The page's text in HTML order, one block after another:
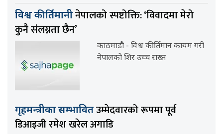
विश्व कीर्तिमानीनेपालको स्पष्टोक्ति: ‘विवादमा मेरो
कुनै संलग्नता छैन’
काठमाडौ - विश्व कीर्तिमान कायम गरी
नेपालको शिर उच्च राख्न
गृहमन्त्रीका सम्भावितउम्मेदवारको रूपमा पूर्व
डिआइजी रमेश खरेल अगाडि